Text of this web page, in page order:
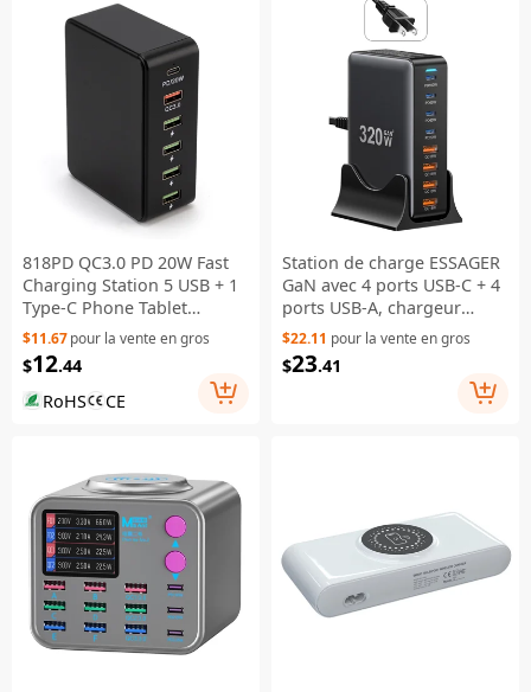
818PD QC3.0 PD 20W Fast
Charging Station 5 USB + 1
Type-C Phone Tablet
Desktop Charger - Black /
EU Plug
$11.67pour la vente en gros
$12.44
RoHS
CE
Station de charge ESSAGER
GaN avec 4 ports USB-C + 4
ports USB-A, chargeur
rapide de bureau 100 W
pour ordinateur portable,
téléphone, tablette - prise
$22.11 pour la vente en gros
$23.41